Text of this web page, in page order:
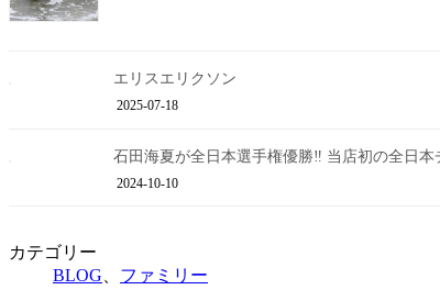
エリスエリクソン
2025-07-18
石田海夏が全日本選手権優勝‼︎ 当店初の全日本
2024-10-10
カテゴリー
BLOG
ファミリー